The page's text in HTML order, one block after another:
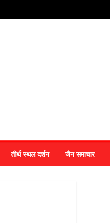
तीर्थ स्थल दर्शन जैन समाचार